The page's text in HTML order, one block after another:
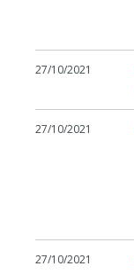
27/10/2021
27/10/2021
27/10/2021